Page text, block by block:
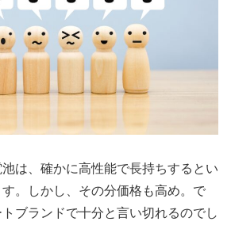
は、確かに高性能で長持ちするとい
。しかし、その分価格も高め。で
ブランドで十分と言い切れるのでし